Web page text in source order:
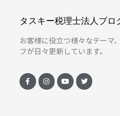
タスキー税理士法人ブロ
お客様に役立つ様々なテーマ
フが日々更新しています。